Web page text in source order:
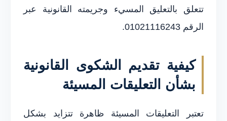
تتعلق بالتعليق المسيء وجريمته القانونية عبر
الرقم 01021116243.
كيفية تقديم الشكوى القانونية
بشأن التعليقات المسيئة
تعتبر التعليقات المسيئة ظاهرة تتزايد بشكل